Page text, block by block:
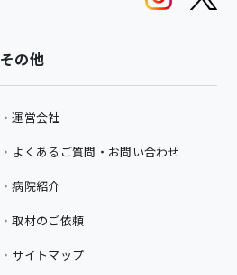
その他
運営会社
よくあるご質問・お問い合わせ
病院紹介
取材のご依頼
サイトマップ